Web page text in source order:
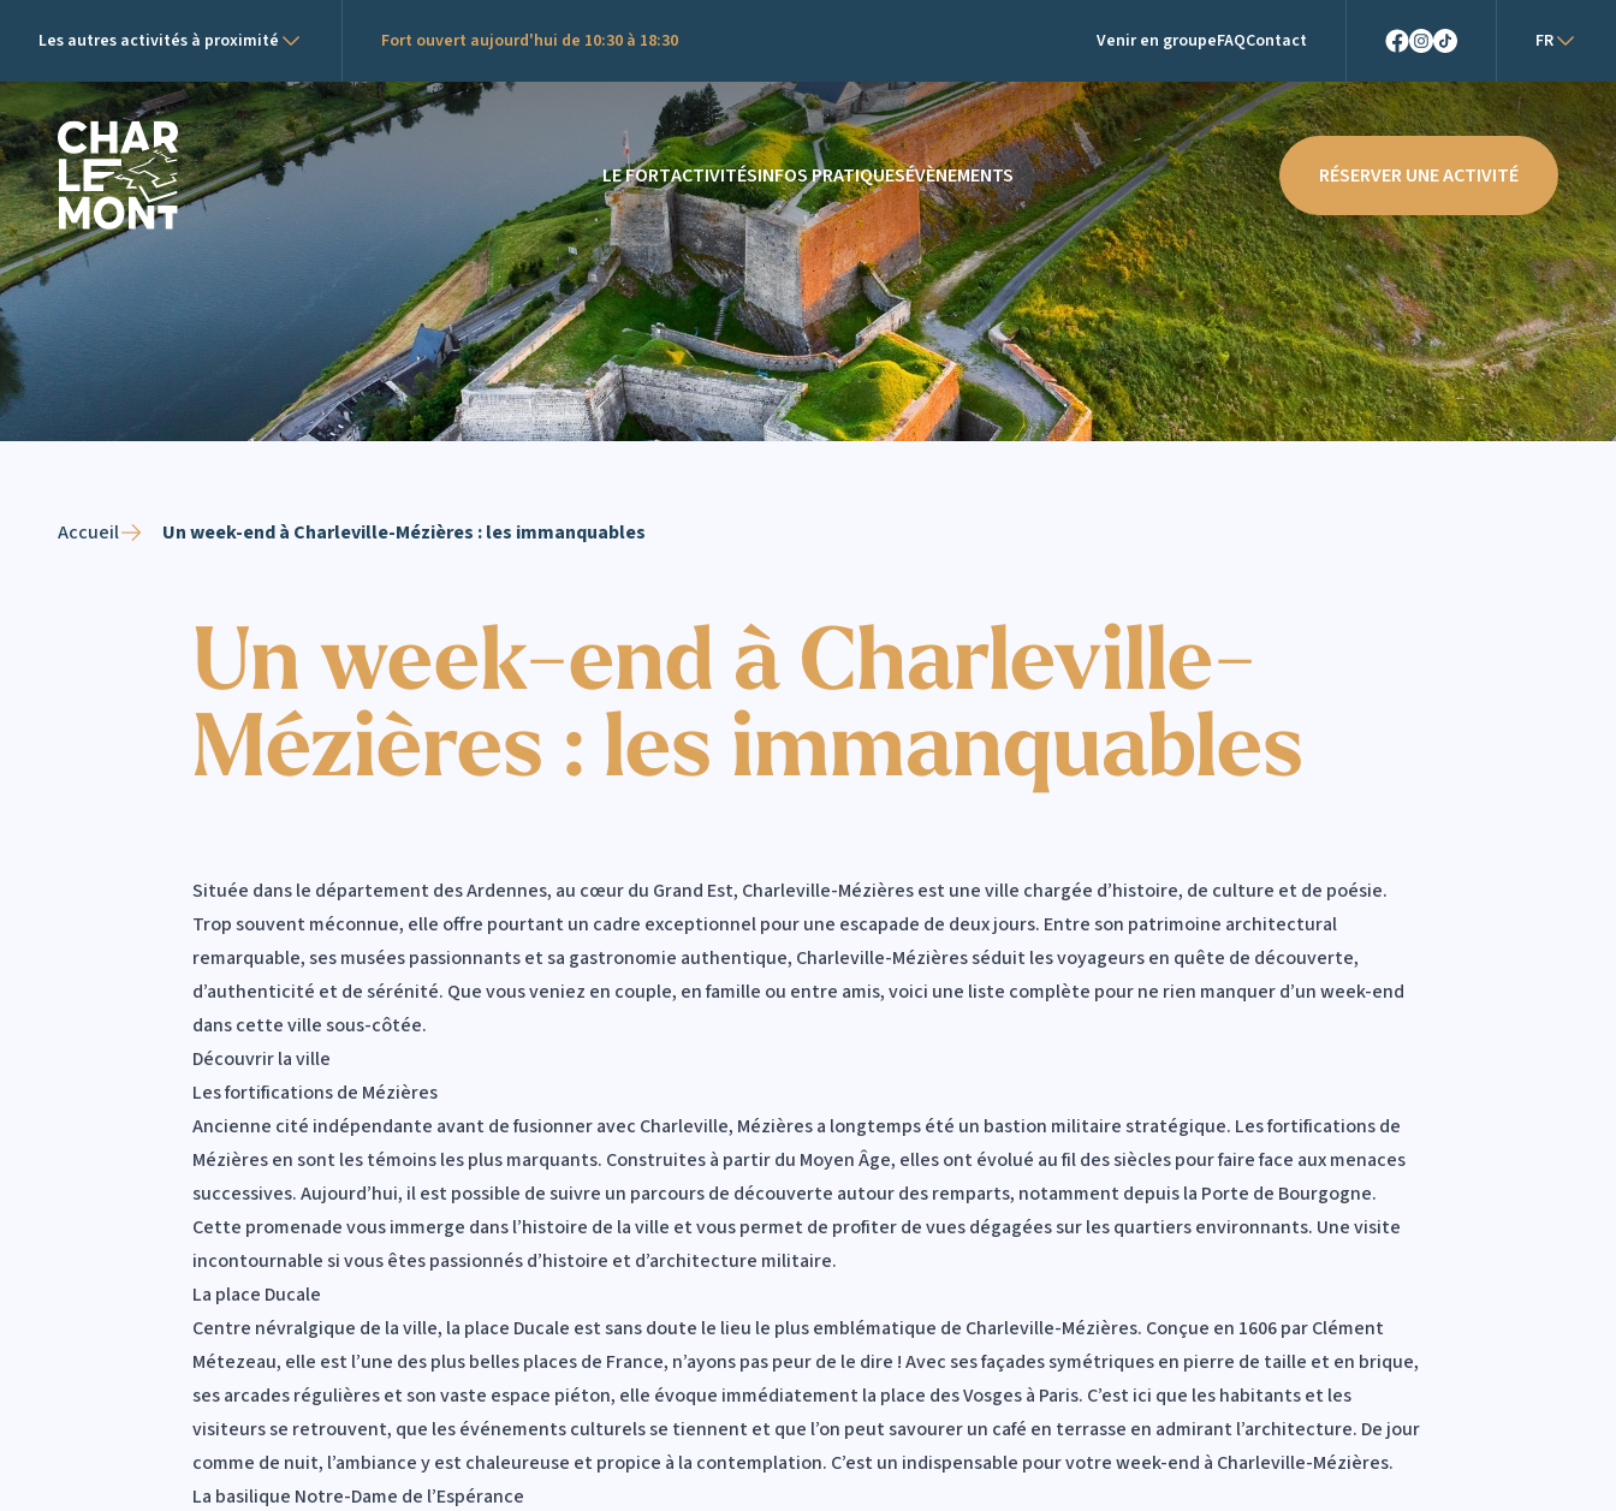
Les autres activités à proximité Fort ouvert aujourd'hui de 10:30 à 18:30 Venir en groupeFAQContact
FR
Logo de Charlemont
LE FORTACTIVITÉSINFOS PRATIQUESÉVÈNEMENTS RÉSERVER UNE ACTIVITÉ
Accueil Un week-end à Charleville-Mézières : les immanquables
Un week-end à Charleville-
Mézières : les immanquables
Située dans le département des Ardennes, au cœur du Grand Est, Charleville-Mézières est une ville chargée d’histoire, de culture et de poésie.
Trop souvent méconnue, elle offre pourtant un cadre exceptionnel pour une escapade de deux jours. Entre son patrimoine architectural
remarquable, ses musées passionnants et sa gastronomie authentique, Charleville-Mézières séduit les voyageurs en quête de découverte,
d’authenticité et de sérénité. Que vous veniez en couple, en famille ou entre amis, voici une liste complète pour ne rien manquer d’un week-end
dans cette ville sous-côtée.
Découvrir la ville
Les fortifications de Mézières
Ancienne cité indépendante avant de fusionner avec Charleville, Mézières a longtemps été un bastion militaire stratégique. Les fortifications de
Mézières en sont les témoins les plus marquants. Construites à partir du Moyen Âge, elles ont évolué au fil des siècles pour faire face aux menaces
successives. Aujourd’hui, il est possible de suivre un parcours de découverte autour des remparts, notamment depuis la Porte de Bourgogne.
Cette promenade vous immerge dans l’histoire de la ville et vous permet de profiter de vues dégagées sur les quartiers environnants. Une visite
incontournable si vous êtes passionnés d’histoire et d’architecture militaire.
La place Ducale
Centre névralgique de la ville, la place Ducale est sans doute le lieu le plus emblématique de Charleville-Mézières. Conçue en 1606 par Clément
Métezeau, elle est l’une des plus belles places de France, n’ayons pas peur de le dire ! Avec ses façades symétriques en pierre de taille et en brique,
ses arcades régulières et son vaste espace piéton, elle évoque immédiatement la place des Vosges à Paris. C’est ici que les habitants et les
visiteurs se retrouvent, que les événements culturels se tiennent et que l’on peut savourer un café en terrasse en admirant l’architecture. De jour
comme de nuit, l’ambiance y est chaleureuse et propice à la contemplation. C’est un indispensable pour votre week-end à Charleville-Mézières.
La basilique Notre-Dame de l’Espérance